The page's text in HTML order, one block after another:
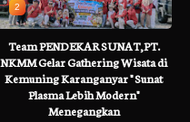
2
Team PENDEKAR SUNAT,PT.
NKMM Gelar Gathering Wisata di
Kemuning Karanganyar " Sunat
Plasma Lebih Modern"
Menegangkan